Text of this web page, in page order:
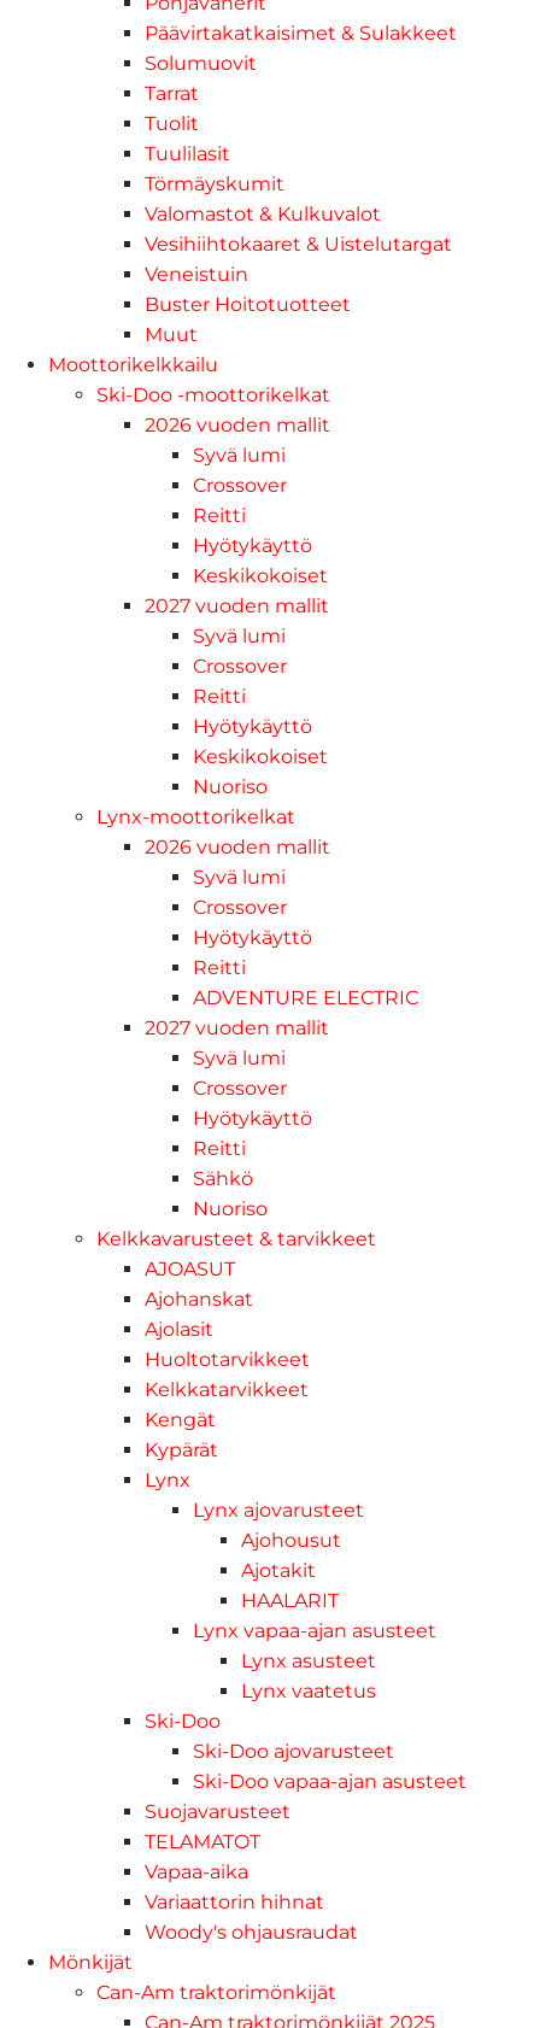
Päävirtakatkaisimet & Sulakkeet
Solumuovit
Tarrat
Tuolit
Tuulilasit
Törmäyskumit
Valomastot & Kulkuvalot
Vesihiihtokaaret & Uistelutargat
Veneistuin
Buster Hoitotuotteet
Muut
Moottorikelkkailu
Ski-Doo -moottorikelkat
2026 vuoden mallit
Syvä lumi
Crossover
Reitti
Hyötykäyttö
Keskikokoiset
2027 vuoden mallit
Syvä lumi
Crossover
Reitti
Hyötykäyttö
Keskikokoiset
Nuoriso
Lynx-moottorikelkat
2026 vuoden mallit
Syvä lumi
Crossover
Hyötykäyttö
Reitti
ADVENTURE ELECTRIC
2027 vuoden mallit
Syvä lumi
Crossover
Hyötykäyttö
Reitti
Sähkö
Nuoriso
Kelkkavarusteet & tarvikkeet
AJOASUT
Ajohanskat
Ajolasit
Huoltotarvikkeet
Kelkkatarvikkeet
Kengät
Kypärät
Lynx
Lynx ajovarusteet
Ajohousut
Ajotakit
HAALARIT
Lynx vapaa-ajan asusteet
Lynx asusteet
Lynx vaatetus
Ski-Doo
Ski-Doo ajovarusteet
Ski-Doo vapaa-ajan asusteet
Suojavarusteet
TELAMATOT
Vapaa-aika
Variaattorin hihnat
Woody's ohjausraudat
Mönkijät
Can-Am traktorimönkijät
Can-Am traktorimönkijät 2025